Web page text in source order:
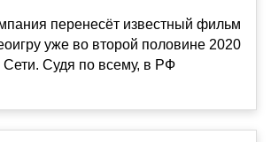
перенесёт известный фильм
уже во второй половине 2020
Сети. Судя по всему, в РФ